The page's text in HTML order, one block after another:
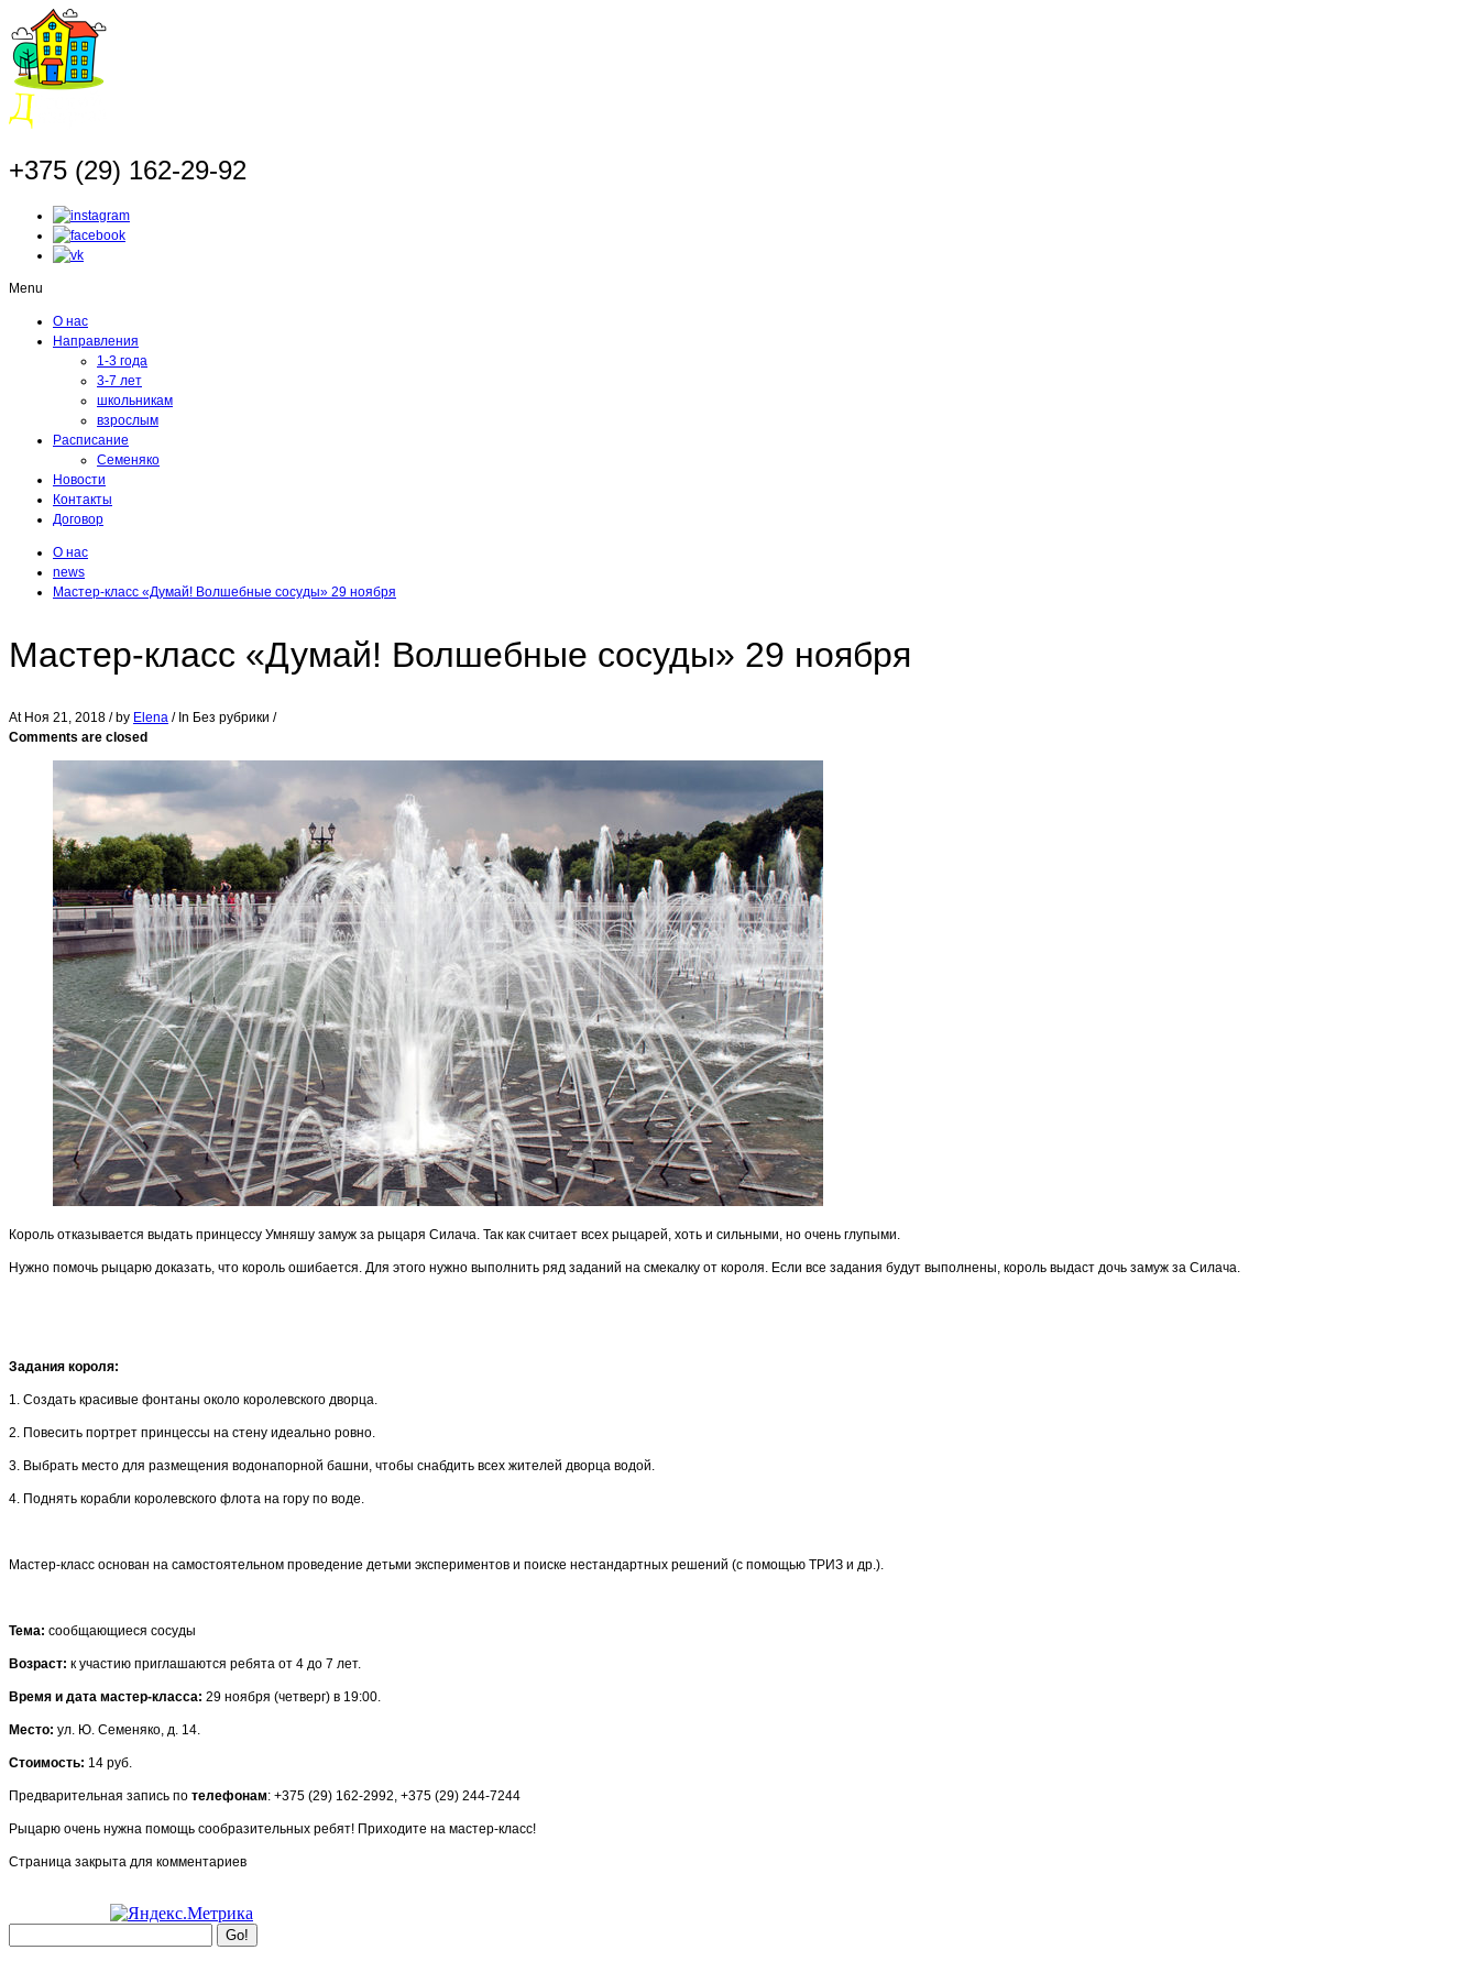
+375 (29) 162-29-92
Menu
О нас
Направления
1-3 года
3-7 лет
школьникам
взрослым
Расписание
Семеняко
Новости
Контакты
Договор
О нас
news
Мастер-класс «Думай! Волшебные сосуды» 29 ноября
Мастер-класс «Думай! Волшебные сосуды» 29 ноября
At Ноя 21, 2018 / by Elena / In Без рубрики /
Comments are closed
Король отказывается выдать принцессу Умняшу замуж за рыцаря Силача. Так как считает всех рыцарей, хоть и сильными, но очень глупыми.
Нужно помочь рыцарю доказать, что король ошибается. Для этого нужно выполнить ряд заданий на смекалку от короля. Если все задания будут выполнены, король выдаст дочь замуж за Силача.
Задания короля:
1. Создать красивые фонтаны около королевского дворца.
2. Повесить портрет принцессы на стену идеально ровно.
3. Выбрать место для размещения водонапорной башни, чтобы снабдить всех жителей дворца водой.
4. Поднять корабли королевского флота на гору по воде.
Мастер-класс основан на самостоятельном проведение детьми экспериментов и поиске нестандартных решений (с помощью ТРИЗ и др.).
Тема: сообщающиеся сосуды
Возраст: к участию приглашаются ребята от 4 до 7 лет.
Время и дата мастер-класса: 29 ноября (четверг) в 19:00.
Место: ул. Ю. Семеняко, д. 14.
Стоимость: 14 руб.
Предварительная запись по телефонам: +375 (29) 162-2992, +375 (29) 244-7244
Рыцарю очень нужна помощь сообразительных ребят! Приходите на мастер-класс!
Страница закрыта для комментариев